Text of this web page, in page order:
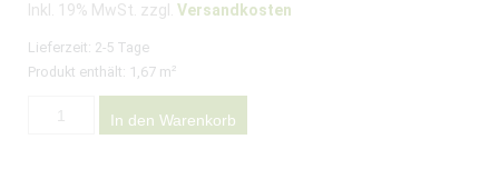
Inkl. 19% MwSt. zzgl. Versandkosten
Lieferzeit: 2-5 Tage
Produkt enthält: 1,67 m²
In den Warenkorb